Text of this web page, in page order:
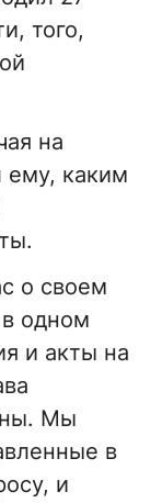
того,
на
ему, каким
о своем
одном
и акты на
Мы
в
и